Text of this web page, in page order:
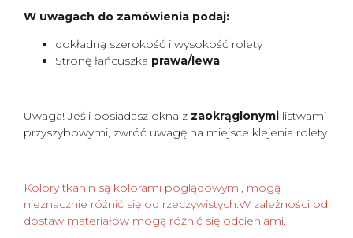
W uwagach do zamówienia podaj:
dokładną szerokość i wysokość rolety
Stronę łańcuszka prawa/lewa
Uwaga! Jeśli posiadasz okna z zaokrąglonymi listwami
przyszybowymi, zwróć uwagę na miejsce klejenia rolety.
Kolory tkanin są kolorami poglądowymi, mogą
nieznacznie różnić się od rzeczywistych.W zależności od
dostaw materiałów mogą różnić się odcieniami.